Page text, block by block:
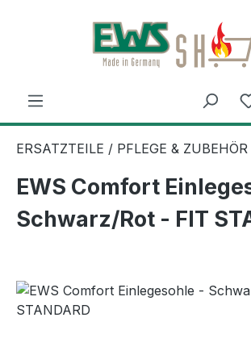
Zum Hauptinhalt springen
ERSATZTEILE / PFLEGE & ZUBEHÖR
EWS Comfort
Schwarz/Rot - FIT